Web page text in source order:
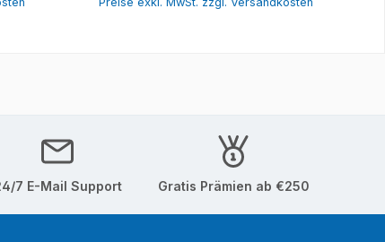
7 E-Mail Support Gratis Prämien ab €250